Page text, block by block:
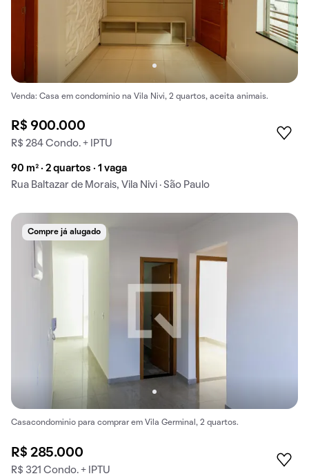
Venda: Casa em condomínio na Vila Nivi, 2 quartos, aceita animais.
R$ 900.000
R$ 284 Condo. + IPTU
90 m² · 2 quartos · 1 vaga
Rua Baltazar de Morais, Vila Nivi · São Paulo
Compre já alugado
Casacondominio para comprar em Vila Germinal, 2 quartos.
R$ 285.000
R$ 321 Condo. + IPTU